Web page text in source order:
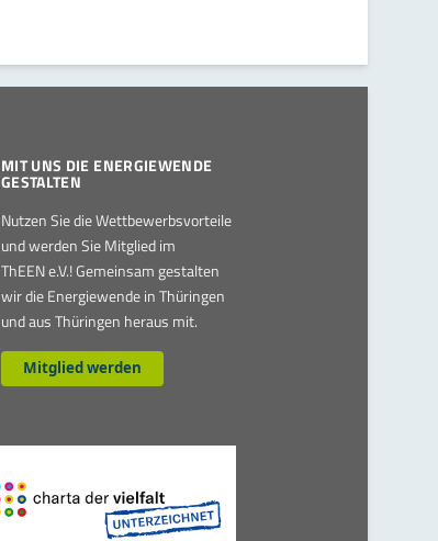
MIT UNS DIE ENERGIEWENDE
GESTALTEN
Nutzen Sie die Wettbewerbsvorteile
und werden Sie Mitglied im
ThEEN e.V.! Gemeinsam gestalten
wir die Energiewende in Thüringen
und aus Thüringen heraus mit.
Mitglied werden